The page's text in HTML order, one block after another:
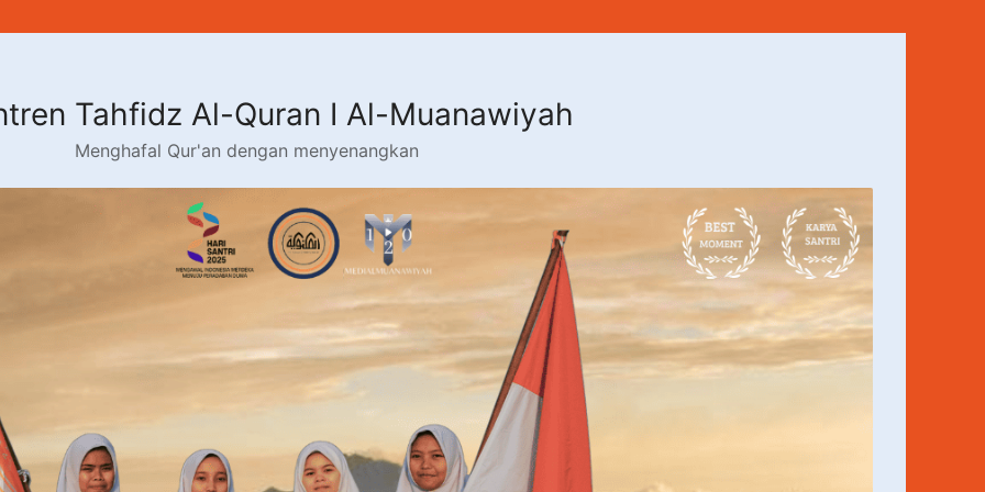
Tahfidz Al-Quran I Al-Muanawiyah
Menghafal Qur'an dengan menyenangkan